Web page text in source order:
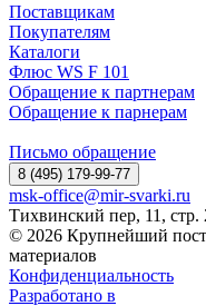
Поставщикам
Покупателям
Каталоги
Флюс WS F 101
Обращение к партнерам
Обращение к парнерам
Письмо обращение
8 (495) 179-99-77
msk-office@mir-svarki.ru
Тихвинский пер, 11, стр.
© 2026 Крупнейший
материалов
Конфиденциальность
Разработано в